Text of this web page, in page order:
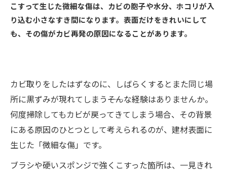
こすって生じた微細な傷は、カビの胞子や水分、ホコリが入
り込む小さなすき間になります。表面だけをきれいにして
も、その傷がカビ再発の原因になることがあります。
カビ取りをしたはずなのに、しばらくするとまた同じ場
所に黒ずみが現れてしまう――そんな経験はありませんか。
何度掃除してもカビが戻ってきてしまう場合、その背景
にある原因のひとつとして考えられるのが、建材表面に
生じた「微細な傷」です。
ブラシや硬いスポンジで強くこすった箇所は、一見きれ